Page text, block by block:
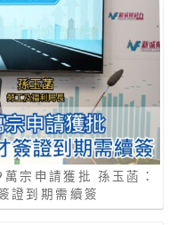
宗申請獲批 孫玉菡：
證到期需續簽